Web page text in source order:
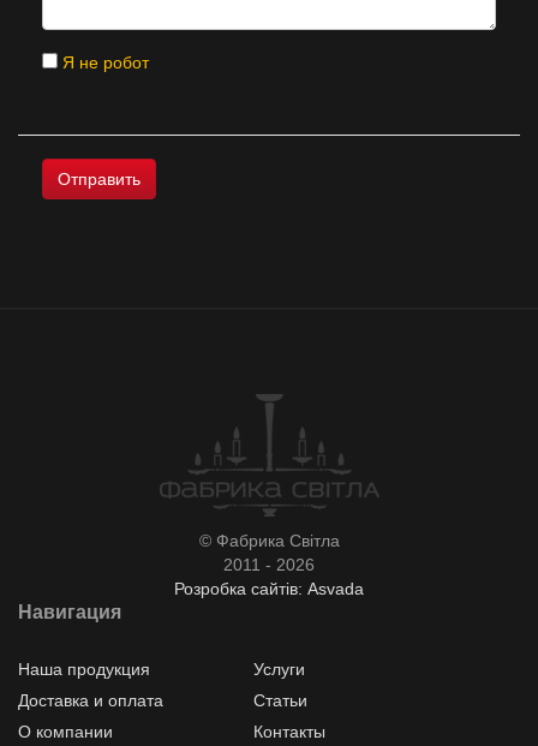
Я не робот
© Фабрика Світла
2011 - 2026
Розробка сайтів: Asvada
Навигация
Наша продукция
Услуги
Доставка и оплата
Статьи
О компании
Контакты